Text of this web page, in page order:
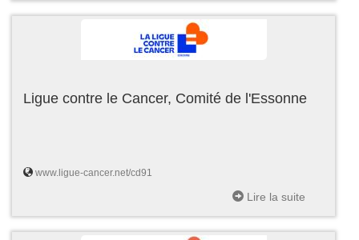
Ligue contre le Cancer, Comité de l'Essonne
www.ligue-cancer.net/cd91
Lire la suite